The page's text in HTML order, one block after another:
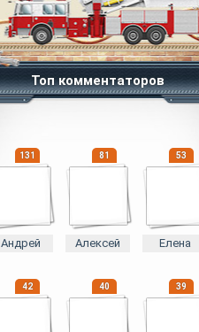
Топ комментаторов
131
Андрей
81
Алексей
53
Елена
42 40 39